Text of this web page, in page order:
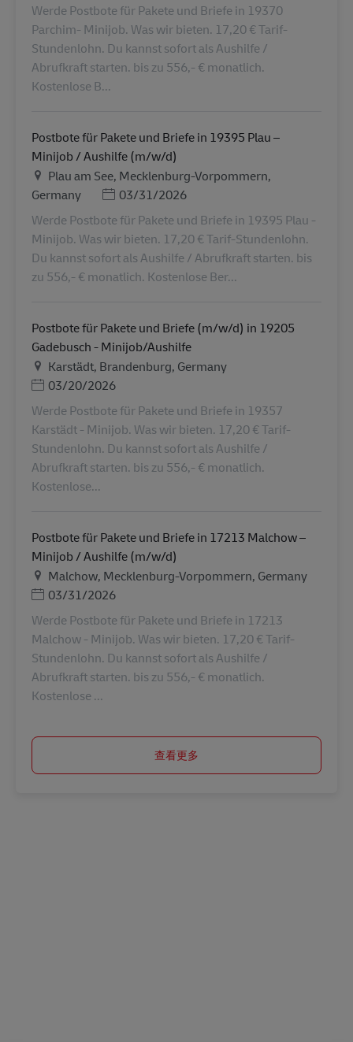
Werde Postbote für Pakete und Briefe in 19370
Parchim- Minijob. Was wir bieten. 17,20 € Tarif-
Stundenlohn. Du kannst sofort als Aushilfe /
Abrufkraft starten. bis zu 556,- € monatlich.
Kostenlose B...
Postbote für Pakete und Briefe in 19395 Plau –
Minijob / Aushilfe (m/w/d)
地点Plau am See, Mecklenburg-Vorpommern,
Germany
Posted Date
03/31/2026
Werde Postbote für Pakete und Briefe in 19395 Plau -
Minijob. Was wir bieten. 17,20 € Tarif-Stundenlohn.
Du kannst sofort als Aushilfe / Abrufkraft starten. bis
zu 556,- € monatlich. Kostenlose Ber...
Postbote für Pakete und Briefe (m/w/d) in 19205
Gadebusch - Minijob/Aushilfe
地点Karstädt, Brandenburg, Germany
Posted Date
03/20/2026
Werde Postbote für Pakete und Briefe in 19357
Karstädt - Minijob. Was wir bieten. 17,20 € Tarif-
Stundenlohn. Du kannst sofort als Aushilfe /
Abrufkraft starten. bis zu 556,- € monatlich.
Kostenlose...
Postbote für Pakete und Briefe in 17213 Malchow –
Minijob / Aushilfe (m/w/d)
地点Malchow, Mecklenburg-Vorpommern, Germany
Posted Date
03/31/2026
Werde Postbote für Pakete und Briefe in 17213
Malchow - Minijob. Was wir bieten. 17,20 € Tarif-
Stundenlohn. Du kannst sofort als Aushilfe /
Abrufkraft starten. bis zu 556,- € monatlich.
Kostenlose ...
查看更多